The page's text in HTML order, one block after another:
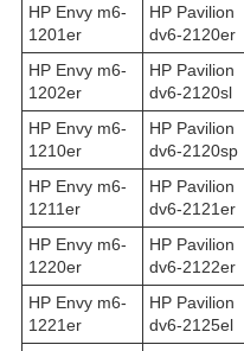
HP Envy m6-
1201er
HP Pavilion
dv6-2120er
HP Envy m6-
1202er
HP Pavilion
dv6-2120sl
HP Envy m6-
1210er
HP Pavilion
dv6-2120sp
HP Envy m6-
1211er
HP Pavilion
dv6-2121er
HP Envy m6-
1220er
HP Pavilion
dv6-2122er
HP Envy m6-
1221er
HP Pavilion
dv6-2125el